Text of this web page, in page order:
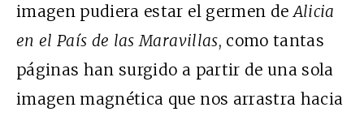
imagen pudiera estar el germen de Alicia
en el País de las Maravillas, como tantas
páginas han surgido a partir de una sola
imagen magnética que nos arrastra hacia